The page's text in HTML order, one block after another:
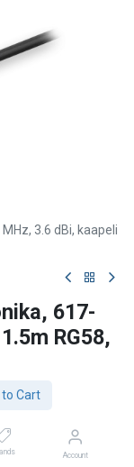
Cart
Account
3.6 dBi, kaapeli
617-
RG58,